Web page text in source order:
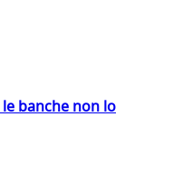
banche non lo